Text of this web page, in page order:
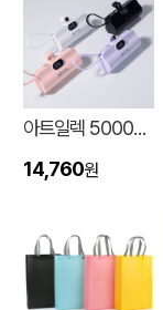
아트일렉 5000mAh 도킹형 보조 배터리
14,760원